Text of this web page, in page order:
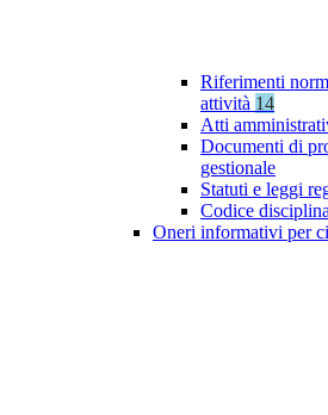
Riferimenti
attività 14
Atti
Documenti di
gestionale
Statuti e leggi
Codice
Oneri informativi per